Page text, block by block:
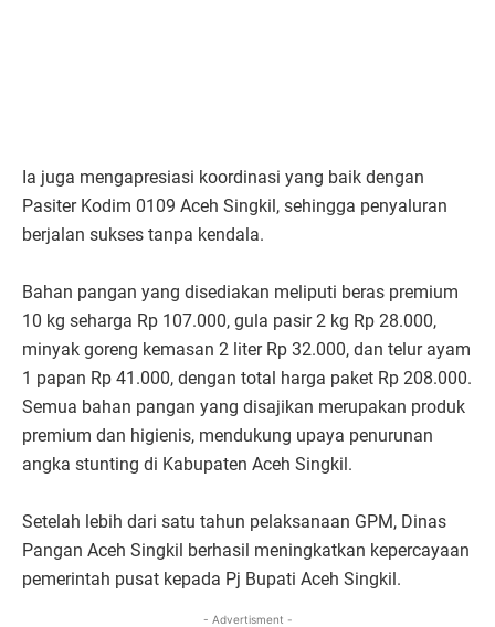
Ia juga mengapresiasi koordinasi yang baik dengan
Pasiter Kodim 0109 Aceh Singkil, sehingga penyaluran
berjalan sukses tanpa kendala.
Bahan pangan yang disediakan meliputi beras premium
10 kg seharga Rp 107.000, gula pasir 2 kg Rp 28.000,
minyak goreng kemasan 2 liter Rp 32.000, dan telur ayam
1 papan Rp 41.000, dengan total harga paket Rp 208.000.
Semua bahan pangan yang disajikan merupakan produk
premium dan higienis, mendukung upaya penurunan
angka stunting di Kabupaten Aceh Singkil.
Setelah lebih dari satu tahun pelaksanaan GPM, Dinas
Pangan Aceh Singkil berhasil meningkatkan kepercayaan
pemerintah pusat kepada Pj Bupati Aceh Singkil.
- Advertisment -